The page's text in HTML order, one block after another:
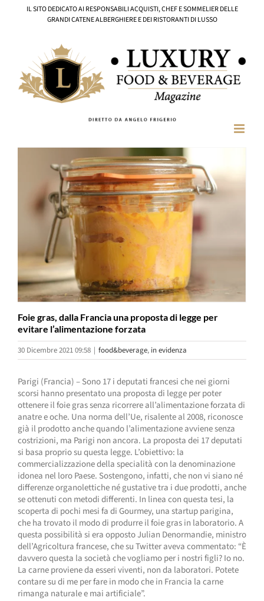
IL SITO DEDICATO AI RESPONSABILI ACQUISTI, CHEF E SOMMELIER DELLE
GRANDI CATENE ALBERGHIERE E DEI RISTORANTI DI LUSSO
immagine
Foie gras, dalla Francia una proposta di legge per
evitare l’alimentazione forzata
30 Dicembre 2021 09:58 | food&beverage, in evidenza
Parigi (Francia) – Sono 17 i deputati francesi che nei giorni
scorsi hanno presentato una proposta di legge per poter
ottenere il foie gras senza ricorrere all’alimentazione forzata di
anatre e oche. Una norma dell’Ue, risalente al 2008, riconosce
già il prodotto anche quando l’alimentazione avviene senza
costrizioni, ma Parigi non ancora. La proposta dei 17 deputati
si basa proprio su questa legge. L’obiettivo: la
commercializzazione della specialità con la denominazione
idonea nel loro Paese. Sostengono, infatti, che non vi siano né
differenze organolettiche né gustative tra i due prodotti, anche
se ottenuti con metodi differenti. In linea con questa tesi, la
scoperta di pochi mesi fa di Gourmey, una startup parigina,
che ha trovato il modo di produrre il foie gras in laboratorio. A
questa possibilità si era opposto Julian Denormandie, ministro
dell’Agricoltura francese, che su Twitter aveva commentato: “È
davvero questa la società che vogliamo per i nostri figli? Io no.
La carne proviene da esseri viventi, non da laboratori. Potete
contare su di me per fare in modo che in Francia la carne
rimanga naturale e mai artificiale”.